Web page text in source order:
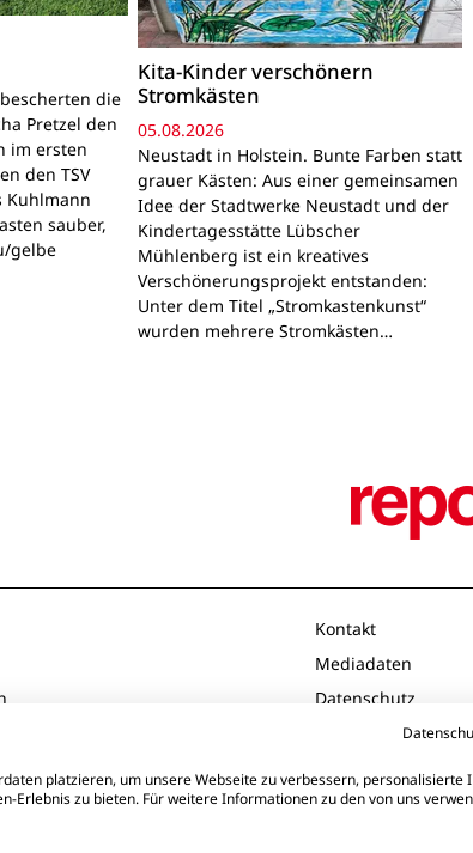
die
Pretzel den
im ersten
den TSV
Kuhlmann
sauber,
gelbe
Kita-Kinder verschönern
Stromkästen
05.08.2026
Neustadt in Holstein. Bunte Farben statt
grauer Kästen: Aus einer gemeinsamen
Idee der Stadtwerke Neustadt und der
Kindertagesstätte Lübscher
Mühlenberg ist ein kreatives
Verschönerungsprojekt entstanden:
Unter dem Titel „Stromkastenkunst“
wurden mehrere Stromkästen…
Kontakt
Mediadaten
Datenschutz
Impressum
platzieren, um unsere Webseite zu verbessern, personalisierte
Erlebnis zu bieten. Für weitere Informationen zu den von uns